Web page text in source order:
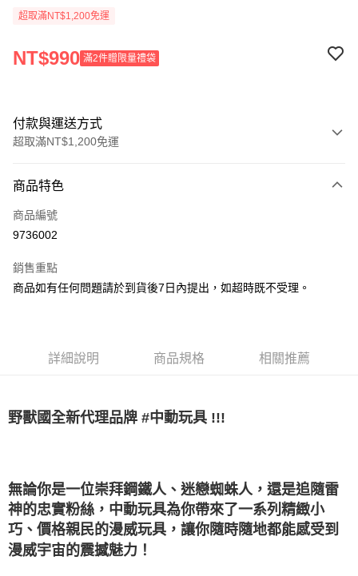
超取滿NT$1,200免運
NT$990 滿2件贈限量禮袋
付款與運送方式
超取滿NT$1,200免運
信用卡一次付款
LINE Pay
悠遊付
【大哥付你分期使用說明】
1.本服務由台灣大哥大提供，台灣大哥大用戶可立即使用無須另外申請。
3.實際核准額度、可分期數及費用金額請依後續交易確認頁面所載為準。
4.訂單成立30分鐘內，如未前往確認交易或遇審核未通過，訂單將自動取
消。如遇「轉專審核」未通過狀況，表示未達大哥付你分期系統評分，恕無
法說明評估內容。
【繳款方式說明】
1.分期款項不併入電信帳單，「大哥付你分期」於每月結算日後寄送繳費提
AFTEE先享後付
便利好安心！
１．簡單：不需註冊會員、不需綁卡、不需儲值。
２．便利：只要手機號碼，簡訊認證，即可結帳。
３．安心：先確認商品／服務後，再付款。
【「AFTEE先享後付」結帳流程】
運送方式
付款後全家取貨
每筆NT$100，滿NT$1,200(含以上)免運費
商品特色
商品編號
9736002
銷售重點
商品如有任何問題請於到貨後7日內提出，如超時既不受理。
詳細說明 商品規格 相關推薦
野獸國全新代理品牌 #中動玩具 !!!
無論你是一位崇拜鋼鐵人、迷戀蜘蛛人，還是追隨雷
神的忠實粉絲，中動玩具為你帶來了一系列精緻小
巧、價格親民的漫威玩具，讓你隨時隨地都能感受到
漫威宇宙的震撼魅力！